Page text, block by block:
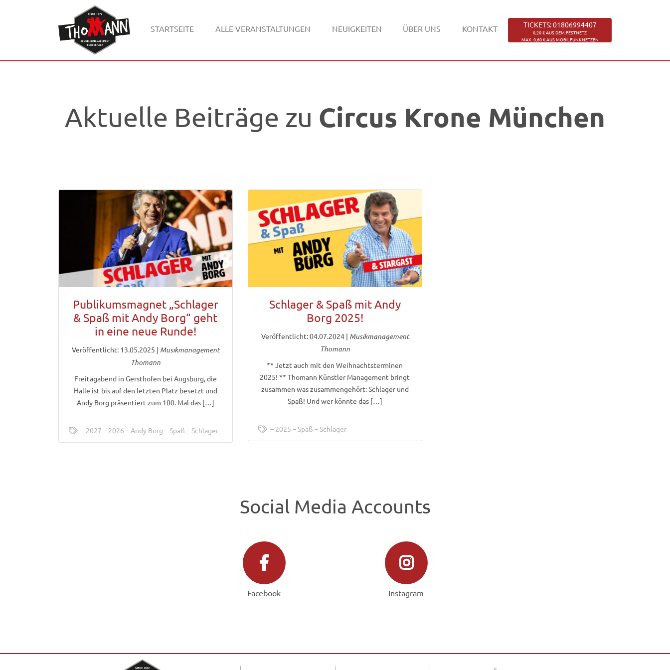
STARTSEITE ALLE VERANSTALTUNGEN NEUIGKEITEN ÜBER UNS KONTAKT TICKETS: 01806994407
0,20 € AUS DEM FESTNETZ
MAX. 0,60 € AUS MOBILFUNKNETZEN
Aktuelle Beiträge zu Circus Krone München
Publikumsmagnet „Schlager
& Spaß mit Andy Borg“ geht
in eine neue Runde!
Veröffentlicht: 13.05.2025 | Musikmanagement
Thomann
Freitagabend in Gersthofen bei Augsburg, die
Halle ist bis auf den letzten Platz besetzt und
Andy Borg präsentiert zum 100. Mal das […]
2027 2026 Andy Borg Spaß Schlager
Schlager & Spaß mit Andy
Borg 2025!
Veröffentlicht: 04.07.2024| Musikmanagement
Thomann
** Jetzt auch mit den Weihnachtsterminen
2025! ** Thomann Künstler Management bringt
zusammen was zusammengehört: Schlager und
Spaß! Und wer könnte das […]
2025 Spaß Schlager
Social Media Accounts
Facebook Instagram